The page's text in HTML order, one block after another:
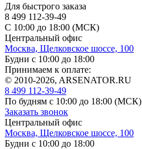
Для быстрого заказа
8 499 112-39-49
С 10:00 до 18:00 (МСК)
Центральный офис
Москва, Щелковское шоссе, 100
Будни с 10:00 до 18:00
Принимаем к оплате:
© 2010-2026, ARSENATOR.RU
8 499 112-39-49
По будням с 10:00 до 18:00 (МСК)
Заказать звонок
Центральный офис
Москва, Щелковское шоссе, 100
Будни с 10:00 до 18:00